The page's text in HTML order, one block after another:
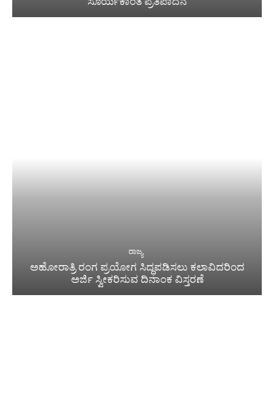
ರಾಜ್ಯ
ಅಹೋರಾತ್ರಿ ರಂಗ ಪ್ರಯೋಗ ಸಿದ್ಧಪಡಿಸಲು ಕಲಾವಿದರಿಂದ
ಅರ್ಜಿ ಸ್ವೀಕರಿಸುವ ದಿನಾಂಕ ವಿಸ್ತರಣೆ